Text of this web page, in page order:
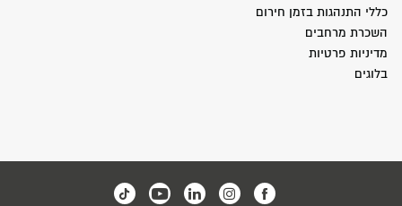
כללי התנהגות בזמן חירום
השכרת מרחבים
מדיניות פרטיות
בלוגים